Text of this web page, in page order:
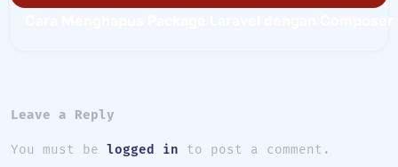
Leave a Reply
You must be logged in to post a comment.